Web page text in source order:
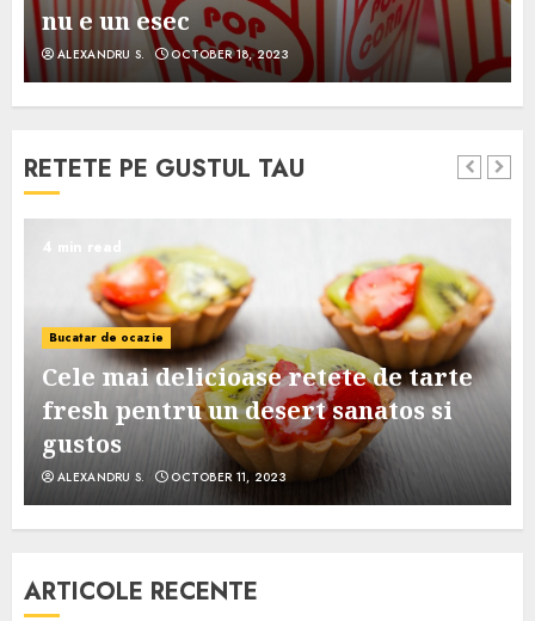
nu e un esec
ALEXANDRU S. OCTOBER 18, 2023
RETETE PE GUSTUL TAU
4 min read
Bucatar de ocazie
Cele mai delicioase retete de tarte
fresh pentru un desert sanatos si
gustos
ALEXANDRU S. OCTOBER 11, 2023
ARTICOLE RECENTE